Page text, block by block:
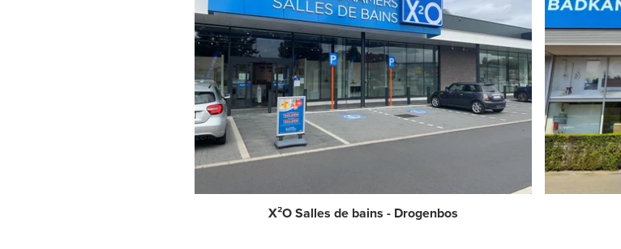
X²O Salles de bains - Drogenbos